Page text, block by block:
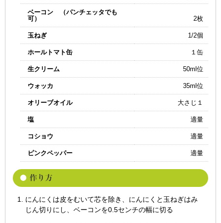
ベーコン （パンチェッタでも
可）
2枚
玉ねぎ 1/2個
ホールトマト缶 １缶
生クリーム 50ml位
ウォッカ 35ml位
オリーブオイル 大さじ１
塩 適量
コショウ 適量
ピンクペッパー 適量
にんにくは皮をむいて芯を除き、にんにくと玉ねぎはみ
じん切りにし、ベーコンを0.5センチの幅に切る